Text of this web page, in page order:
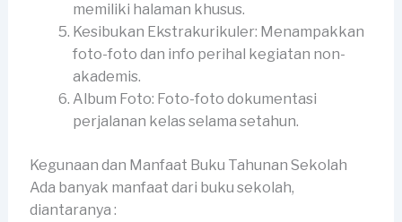
memiliki halaman khusus.
Kesibukan Ekstrakurikuler: Menampakkan
foto-foto dan info perihal kegiatan non-
akademis.
Album Foto: Foto-foto dokumentasi
perjalanan kelas selama setahun.
Kegunaan dan Manfaat Buku Tahunan Sekolah
Ada banyak manfaat dari buku sekolah,
diantaranya :